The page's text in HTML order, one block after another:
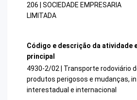
206 | SOCIEDADE EMPRESARIA
LIMITADA
Código e descrição da atividade
principal
4930-2/02 | Transporte rodoviário
produtos perigosos e mudanças,
interestadual e internacional